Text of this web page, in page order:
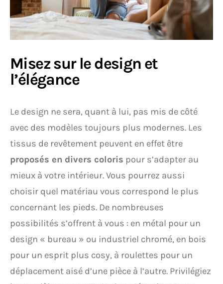
Misez sur le design et
l’élégance
Le design ne sera, quant à lui, pas mis de côté
avec des modèles toujours plus modernes. Les
tissus de revêtement peuvent en effet être
proposés en divers coloris pour s’adapter au
mieux à votre intérieur. Vous pourrez aussi
choisir quel matériau vous correspond le plus
concernant les pieds. De nombreuses
possibilités s’offrent à vous : en métal pour un
design « bureau » ou industriel chromé, en bois
pour un esprit plus cosy, à roulettes pour un
déplacement aisé d’une pièce à l’autre. Privilégiez